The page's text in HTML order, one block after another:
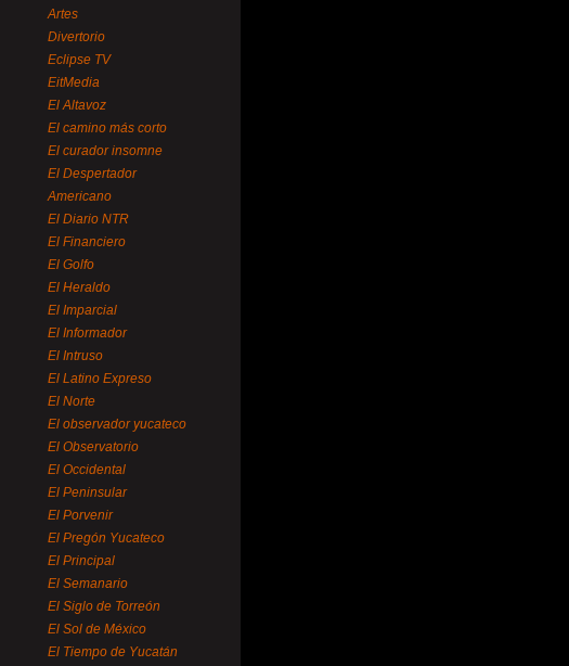
Artes
Divertorio
Eclipse TV
EitMedia
El Altavoz
El camino más corto
El curador insomne
El Despertador
Americano
El Diario NTR
El Financiero
El Golfo
El Heraldo
El Imparcial
El Informador
El Intruso
El Latino Expreso
El Norte
El observador yucateco
El Observatorio
El Occidental
El Peninsular
El Porvenir
El Pregón Yucateco
El Principal
El Semanario
El Siglo de Torreón
El Sol de México
El Tiempo de Yucatán